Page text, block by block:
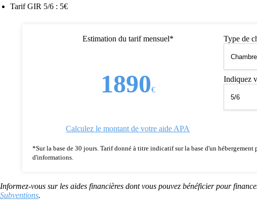
Tarif GIR 5/6 : 5€
Estimation du tarif mensuel*
1890€
Calculez le montant de votre aide APA
Type de
Indiquez
*Sur la base de 30 jours. Tarif donné à titre indicatif sur la base d'un
d'informations.
Informez-vous sur les aides financières dont vous pouvez bénéficier pour
Subventions.